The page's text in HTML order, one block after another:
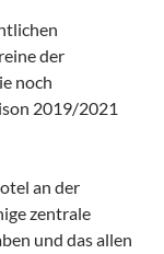
der
noch
2019/2021
an der
zentrale
und das allen